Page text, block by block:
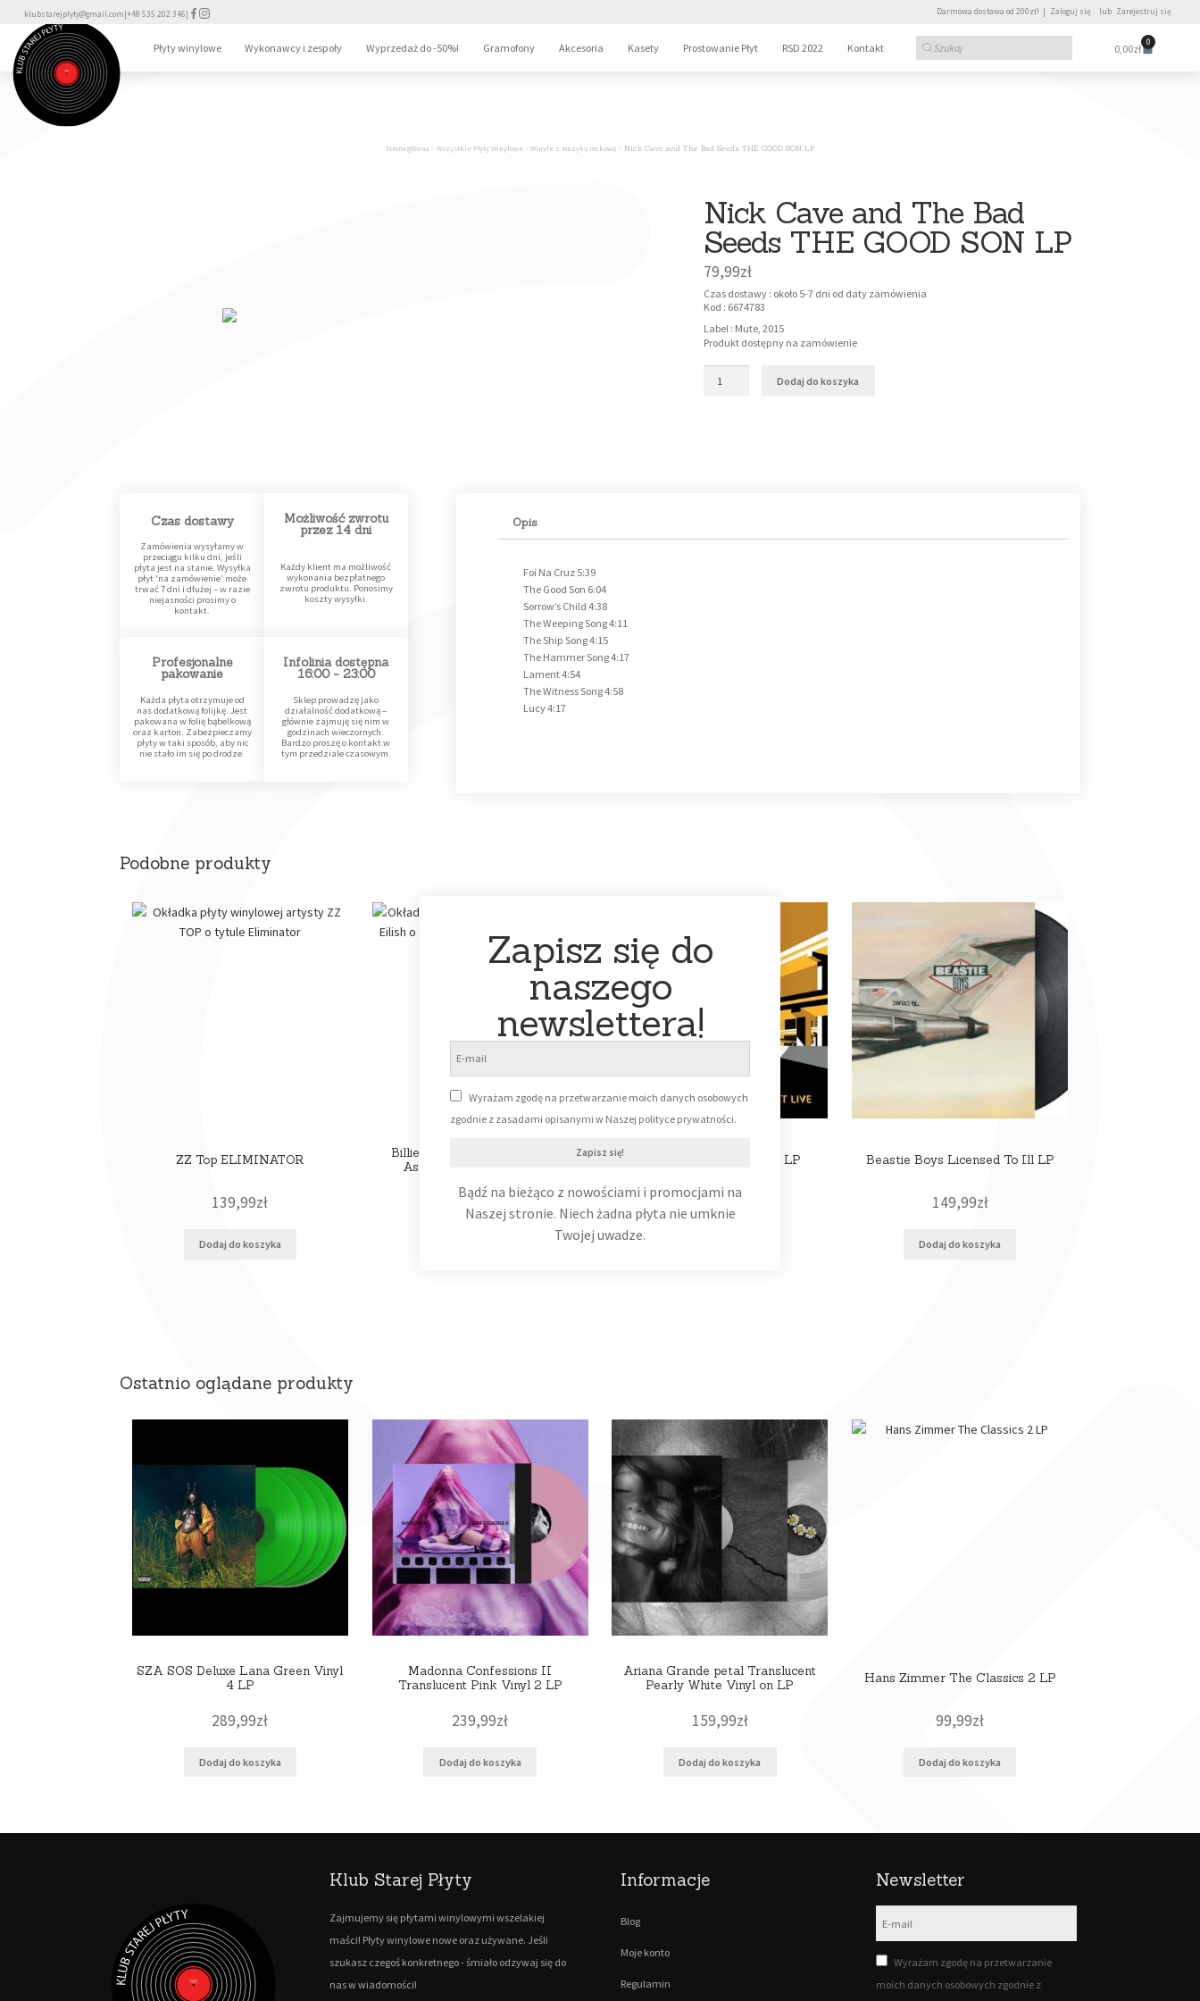
klubstarejplyty@gmail.com|+48 535 202 346| Darmowa dostawa od 200zł! | Zaloguj się lub Zarejestruj się
Płyty winylowe Wykonawcy i zespoły Wyprzedaż do -50%! Gramofony Akcesoria Kasety Prostowanie Płyt RSD 2022 Kontakt 0,00zł
0
Strona główna Wszystkie Płyty Winylowe Winyle z muzyką rockową Nick Cave and The Bad Seeds THE GOOD SON LP
Nick Cave and The Bad
Seeds THE GOOD SON LP
79,99zł
Czas dostawy : około 5-7 dni od daty zamówienia
Kod : 6674783
Label : Mute, 2015
Produkt dostępny na zamówienie
Dodaj do koszyka
Czas dostawy
Zamówienia wysyłamy w
przeciągu kilku dni, jeśli
płyta jest na stanie. Wysyłka
płyt 'na zamówienie’ może
trwać 7 dni i dłużej – w razie
niejasności prosimy o
kontakt.
Możliwość zwrotu
przez 14 dni
Każdy klient ma możliwość
wykonania bezpłatnego
zwrotu produktu. Ponosimy
koszty wysyłki.
Profesjonalne
pakowanie
Każda płyta otrzymuje od
nas dodatkową folijkę. Jest
pakowana w folię bąbelkową
oraz karton. Zabezpieczamy
płyty w taki sposób, aby nic
nie stało im się po drodze.
Infolinia dostępna
16:00 - 23:00
Sklep prowadzę jako
działalność dodatkową –
głównie zajmuję się nim w
godzinach wieczornych.
Bardzo proszę o kontakt w
tym przedziale czasowym.
Opis
Foi Na Cruz 5:39
The Good Son 6:04
Sorrow’s Child 4:38
The Weeping Song 4:11
The Ship Song 4:15
The Hammer Song 4:17
Lament 4:54
The Witness Song 4:58
Lucy 4:17
Podobne produkty
ZZ Top ELIMINATOR
139,99zł
Dodaj do koszyka
Billie Eilish – When We All Fall
Asleep, Where Do We Go?
159,99zł
Kraftwerk – Soest Live LP
149,99zł
Beastie Boys Licensed To Ill LP
149,99zł
Dodaj do koszyka
Ostatnio oglądane produkty
SZA SOS Deluxe Lana Green Vinyl
4 LP
289,99zł
Dodaj do koszyka
Madonna Confessions II
Translucent Pink Vinyl 2 LP
239,99zł
Dodaj do koszyka
Ariana Grande petal Translucent
Pearly White Vinyl on LP
159,99zł
Dodaj do koszyka
Hans Zimmer The Classics 2 LP
99,99zł
Dodaj do koszyka
Klub Starej Płyty
Zajmujemy się płytami winylowymi wszelakiej
maści! Płyty winylowe nowe oraz używane. Jeśli
szukasz czegoś konkretnego - śmiało odzywaj się do
nas w wiadomości!
Informacje
Blog
Moje konto
Regulamin
Newsletter
Wyrażam zgodę na przetwarzanie
moich danych osobowych zgodnie z
Zapisz się do
naszego
newslettera!
Wyrażam zgodę na przetwarzanie moich danych osobowych
zgodnie z zasadami opisanymi w Naszej polityce prywatności.
Zapisz się!
Bądź na bieżąco z nowościami i promocjami na
Naszej stronie. Niech żadna płyta nie umknie
Twojej uwadze.